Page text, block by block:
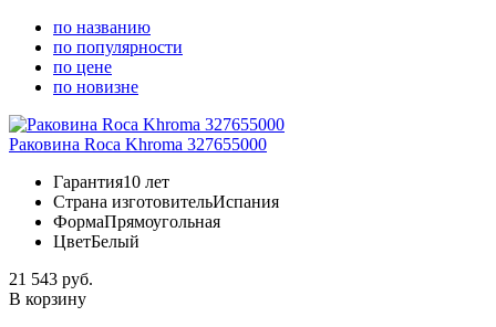
по названию
по популярности
по цене
по новизне
Раковина Roca Khroma 327655000
Гарантия10 лет
Страна изготовительИспания
ФормаПрямоугольная
ЦветБелый
21 543 руб.
В корзину